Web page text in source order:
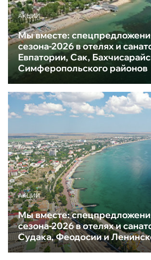
АКЦИИ
Мы вместе:
сезона-2026 в отелях и
Евпатории, Сак,
Симферопольского районов
АКЦИИ
Мы вместе:
сезона-2026 в отелях и
Судака, Феодосии и